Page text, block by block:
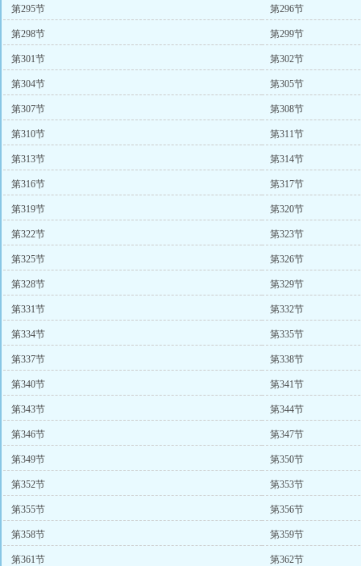
第295节 第296节
第298节 第299节
第301节 第302节
第304节 第305节
第307节 第308节
第310节 第311节
第313节 第314节
第316节 第317节
第319节 第320节
第322节 第323节
第325节 第326节
第328节 第329节
第331节 第332节
第334节 第335节
第337节 第338节
第340节 第341节
第343节 第344节
第346节 第347节
第349节 第350节
第352节 第353节
第355节 第356节
第358节 第359节
第361节 第362节